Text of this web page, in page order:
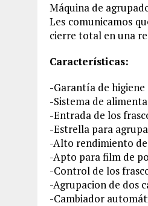
Máquina de
Les comunicamos
cierre total en una
Características:
-Garantía de
-Sistema de
-Entrada de los
-Estrella para
-Alto rendimiento de
-Apto para film de
-Control de los
-Agrupacion de dos
-Cambiador